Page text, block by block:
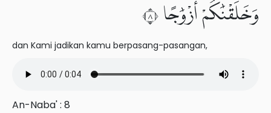
وَخَلَقْنَٰكُمْ أَزْوَٰجًا ٨
dan Kami jadikan kamu berpasang-pasangan,
An-Naba' : 8